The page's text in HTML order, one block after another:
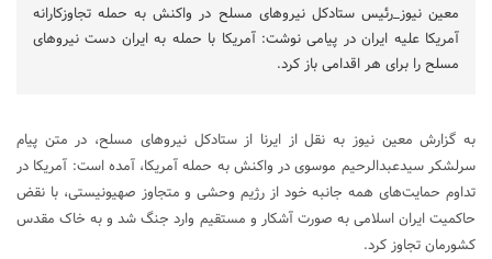
معین نیوز_رئیس ستادکل نیروهای مسلح در واکنش به حمله تجاوزکارانه
آمریکا علیه ایران در پیامی نوشت: آمریکا با حمله به ایران دست نیروهای
مسلح را برای هر اقدامی باز کرد.
به گزارش معین نیوز به نقل از ایرنا از ستادکل نیروهای مسلح، در متن پیام
سرلشکر سیدعبدالرحیم موسوی در واکنش به حمله آمریکا، آمده است: آمریکا در
تداوم حمایت‌های همه جانبه خود از رژیم وحشی و متجاوز صهیونیستی، با نقض
حاکمیت ایران اسلامی به صورت آشکار و مستقیم وارد جنگ شد و به خاک مقدس
کشورمان تجاوز کرد.